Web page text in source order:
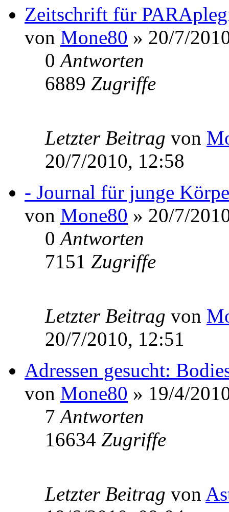
Zeitschrift für
von Mone80 » 20/7/
0Antworten
6889 Zugriffe
Letzter Beitrag von
20/7/2010, 12:58
- Journal für junge
von Mone80 » 20/7/
0Antworten
7151 Zugriffe
Letzter Beitrag von
20/7/2010, 12:51
Adressen gesucht:
von Mone80 » 19/4/
7Antworten
16634 Zugriffe
Letzter Beitrag von